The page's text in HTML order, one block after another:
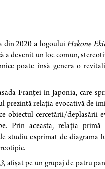
din 2020 a logouluiHakone
a devenit un loc comun,
poate însă genera o
Franței în Japonia, care
prezintă relația evocativă de
obiectul cercetării/deplasării
Prin aceasta, relația primă
studiu exprimat de diagrama
, afișat pe un grupaj de patru